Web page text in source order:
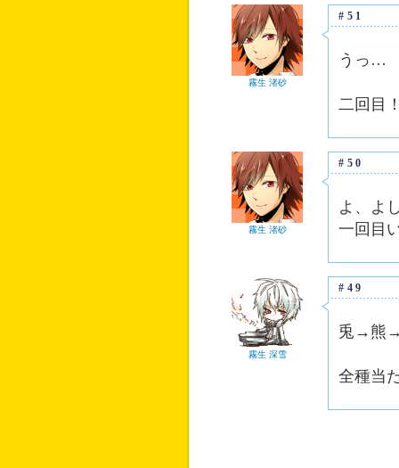
霧生 渚砂
#51
うっ…
二回目
霧生 渚砂
#50
よ、よ
一回目
霧生 深雪
#49
兎→熊
全種当